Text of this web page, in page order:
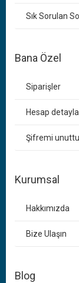
Sık Sorulan
Bana Özel
Siparişler
Hesap
Şifremi
Kurumsal
Hakkımızda
Bize Ulaşın
Blog